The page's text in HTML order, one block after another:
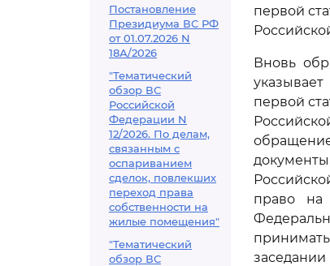
Постановление
Президиума ВС РФ
от 01.07.2026 N
18А/2026
"Тематический
обзор ВС
Российской
Федерации N
12/2026. По делам,
связанным с
оспариванием
сделок, повлекших
переход права
собственности на
жилые помещения"
"Тематический
обзор ВС
первой
Вновь
указывает
первой
право на